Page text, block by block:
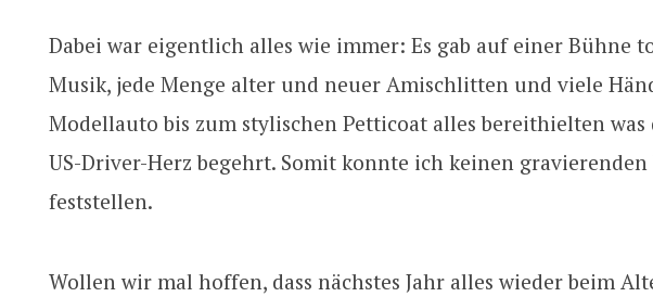
Dabei war eigentlich alles wie immer: Es gab auf einer Bühne
Musik, jede Menge alter und neuer Amischlitten und viele
Modellauto bis zum stylischen Petticoat alles bereithielten was
US-Driver-Herz begehrt. Somit konnte ich keinen gravierenden
feststellen.
Wollen wir mal hoffen, dass nächstes Jahr alles wieder beim